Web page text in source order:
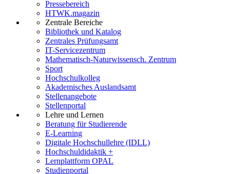
Pressebereich
HTWK.magazin
Zentrale Bereiche
Bibliothek und Katalog
Zentrales Prüfungsamt
IT-Servicezentrum
Mathematisch-Naturwissensch. Zentrum
Sport
Hochschulkolleg
Akademisches Auslandsamt
Stellenangebote
Stellenportal
Lehre und Lernen
Beratung für Studierende
E-Learning
Digitale Hochschullehre (IDLL)
Hochschuldidaktik +
Lernplattform OPAL
Studienportal